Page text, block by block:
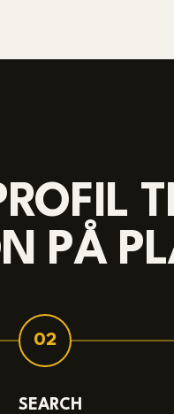
PÅ
02
SEARCH